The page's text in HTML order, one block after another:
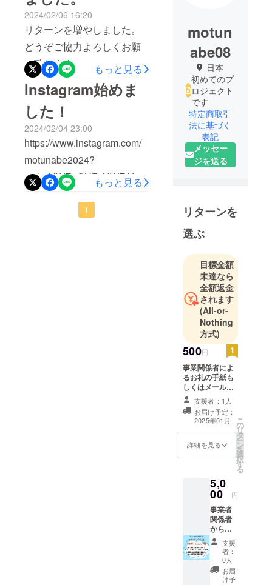
2024/02/06 16:20
リターンを増やしました。
どうぞご協力よろしくお願
い致します！
もっと見る
Instagram始めま
した！
2024/02/04 23:00
https://www.instagram.com/
motunabe2024?
igsh=MWE3OHFzNWZtYnp
v広く知ってもらう為に
Instagram始めました！投稿
もっと見る
1
motun
abe08
日本
初めてのプ
ロジェクト
です
特定商取引
法に基づく
表記
メッセー
ジを送る
リターンを
選ぶ
目標金額
未達なら
全額返金
されます
(All-or-
Nothing
方式)
500円
事業関係者によ
るお礼の手紙も
しくはメールを
お届けします。
支援者：1人
お届け予定：
2025年01月
詳細を見る
こ
の
リ
タ
ー
ン
を
選
択
す
る
5,0
00 円
事業者
関係者
から完
成した
施設の
写真付
きの感
謝の手
支援
者：
0人
お届
け予